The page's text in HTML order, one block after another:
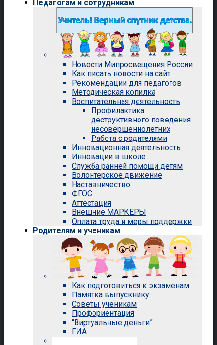
Педагогам и сотрудникам
Новости Мипросвещения России
Как писать новости на сайт
Рекомендации для педагогов
Методическая копилка
Воспитательная деятельность
Профилактика
деструктивного поведения
несовершеннолетних
Работа с родителями
Инновационная деятельность
Инновации в школе
Служба ранней помощи детям
Волонтерское движение
Наставничество
ФГОС
Аттестация
Внешние МАРКЕРЫ
Оплата труда и меры поддержки
Родителям и ученикам
Как подготовиться к экзаменам
Памятка выпускнику
Советы ученикам
Профориентация
“Виртуальные деньги”
ГИА